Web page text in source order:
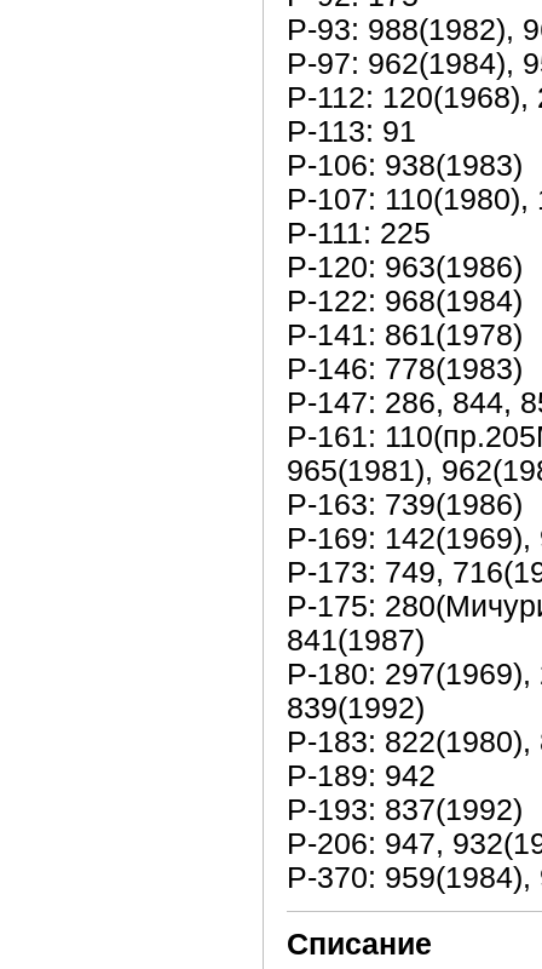
Р-93: 988(1982),
Р-97: 962(1984),
Р-112: 120(1968),
Р-113: 91
Р-106: 938(1983)
Р-107: 110(1980),
Р-111: 225
Р-120: 963(1986)
Р-122: 968(1984)
Р-141: 861(1978)
Р-146: 778(1983)
Р-147: 286, 844,
Р-161:
965(1981),
Р-163: 739(1986)
Р-169: 142(1969),
Р-173: 749,
Р-175:
841(1987)
Р-180: 297(1969),
839(1992)
Р-183: 822(1980),
Р-189: 942
Р-193: 837(1992)
Р-206: 947,
Р-370: 959(1984),
Списание